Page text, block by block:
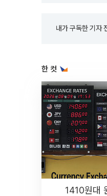
내가 구독한 기자
한 컷
1410원대